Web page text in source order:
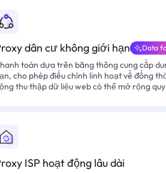
dân cư không giới hạn Data
toán dựa trên băng thông cung cấp
cho phép điều chỉnh linh hoạt về đồng
thu thập dữ liệu web có thể mở rộng
ISP hoạt động lâu dài